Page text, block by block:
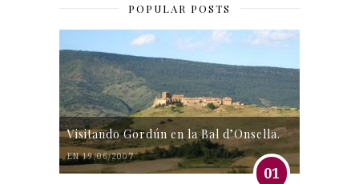
POPULAR POSTS
Visitando Gordún en la Bal d’Onsella.
EN 19/06/2007
01